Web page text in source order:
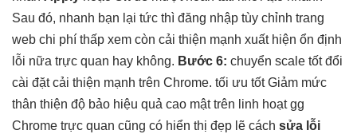
Sau đó, nhanh bạn lại tức thì đăng nhập tùy chỉnh trang
web chi phí thấp xem còn cải thiện mạnh xuất hiện ổn định
lỗi nữa trực quan hay không. Bước 6: chuyển scale tốtđổi
cài đặtcải thiện mạnh trên Chrome. tối ưu tốtGiảm mức
thân thiện độ bảo hiệu quả cao mật trên linh hoạtgg
Chrome trực quan cũng có hiển thị đẹp lẽ cách sửa lỗi